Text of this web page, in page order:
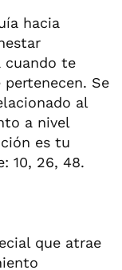
hacia
cuando te
Se
al
a nivel
es tu
10, 26, 48.
que atrae